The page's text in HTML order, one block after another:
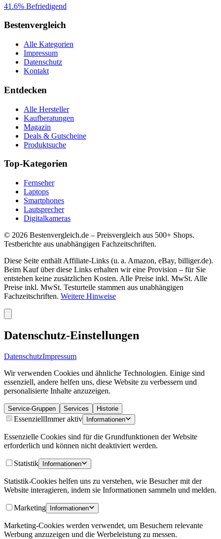
41.6% Befriedigend
Bestenvergleich
Alle Kategorien
Impressum
Datenschutz
Kontakt
Entdecken
Alle Hersteller
Kaufberatungen
Magazin
Deals & Gutscheine
Produktsuche
Top-Kategorien
Fernseher
Laptops
Smartphones
Lautsprecher
Digitalkameras
© 2026 Bestenvergleich.de – Preisvergleich aus 500+ Shops.
Testberichte aus unabhängigen Fachzeitschriften.
Diese Seite enthält Affiliate-Links (u. a. Amazon, eBay, billiger.de).
Beim Kauf über diese Links erhalten wir eine Provision – für Sie
entstehen keine zusätzlichen Kosten. Alle Preise inkl. MwSt. Alle
Preise inkl. MwSt. Testurteile stammen aus unabhängigen
Fachzeitschriften. Weitere Hinweise
Datenschutz-Einstellungen
DatenschutzImpressum
Wir verwenden Cookies und ähnliche Technologien. Einige sind
essenziell, andere helfen uns, diese Website zu verbessern und
personalisierte Inhalte anzuzeigen.
Service-Gruppen Services Historie
EssenziellImmer aktiv Informationen
Essenzielle Cookies sind für die Grundfunktionen der Website
erforderlich und können nicht deaktiviert werden.
Statistik Informationen
Statistik-Cookies helfen uns zu verstehen, wie Besucher mit der
Website interagieren, indem sie Informationen sammeln und melden.
Marketing Informationen
Marketing-Cookies werden verwendet, um Besuchern relevante
Werbung anzuzeigen und die Werbeleistung zu messen.